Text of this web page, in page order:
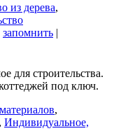
из дерева,
запомнить |
для строительства.
под ключ.
,
, Индивидуальное,